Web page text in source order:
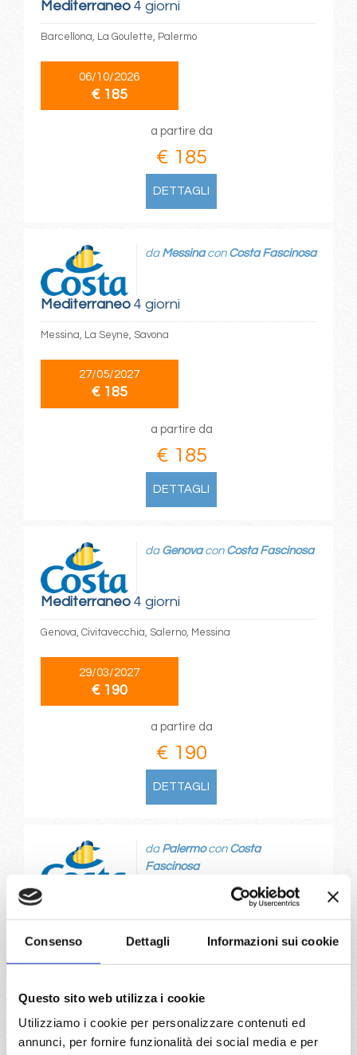
Consenso Dettagli Informazioni sui cookie
Questo sito web utilizza i cookie
Utilizziamo i cookie per personalizzare contenuti ed
annunci, per fornire funzionalità dei social media e per
Mediterraneo4 giorni
Barcellona, La Goulette, Palermo
06/10/2026
€ 185
a partire da
€ 185
DETTAGLI
Mediterraneo4 giorni
da Messinacon Costa Fascinosa
Messina, La Seyne, Savona
27/05/2027
€ 185
a partire da
€ 185
DETTAGLI
Mediterraneo4 giorni
da Genovacon Costa Fascinosa
Genova, Civitavecchia, Salerno, Messina
29/03/2027
€ 190
a partire da
€ 190
DETTAGLI
Mediterraneo
da Palermocon Costa
Fascinosa
a partire da
€ 200